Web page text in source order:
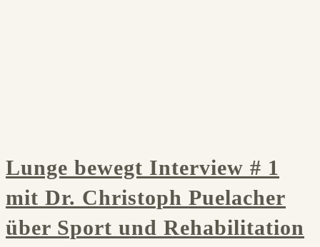
Lunge bewegt Interview # 1
mit Dr. Christoph Puelacher
über Sport und Rehabilitation